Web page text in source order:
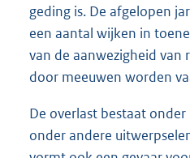
geding is. De afgelopen
een aantal wijken in
van de aanwezigheid van
door meeuwen worden
De overlast bestaat
onder andere